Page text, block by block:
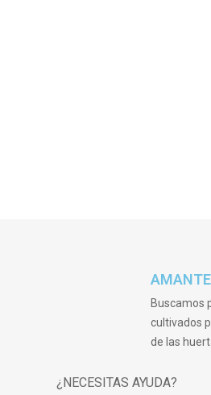
Buscamos
cultivados
de las
¿NECESITAS AYUDA?